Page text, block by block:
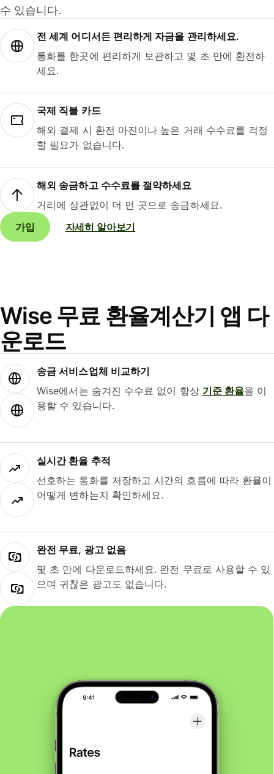
수 있습니다.
전 세계 어디서든 편리하게 자금을 관리하세요.
통화를 한곳에 편리하게 보관하고 몇 초 만에 환전하
세요.
국제 직불 카드
해외 결제 시 환전 마진이나 높은 거래 수수료를 걱정
할 필요가 없습니다.
해외 송금하고 수수료를 절약하세요
거리에 상관없이 더 먼 곳으로 송금하세요.
가입
자세히 알아보기
Wise 무료 환율계산기 앱 다
운로드
송금 서비스업체 비교하기
Wise에서는 숨겨진 수수료 없이 항상 기준 환율을 이
용할 수 있습니다.
실시간 환율 추적
선호하는 통화를 저장하고 시간의 흐름에 따라 환율이
어떻게 변하는지 확인하세요.
완전 무료, 광고 없음
몇 초 만에 다운로드하세요. 완전 무료로 사용할 수 있
으며 귀찮은 광고도 없습니다.